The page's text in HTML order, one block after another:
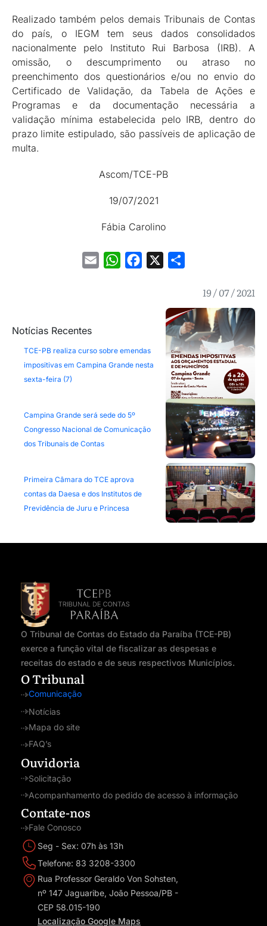
Realizado também pelos demais Tribunais de Contas
do país, o IEGM tem seus dados consolidados
nacionalmente pelo Instituto Rui Barbosa (IRB). A
omissão, o descumprimento ou atraso no
preenchimento dos questionários e/ou no envio do
Certificado de Validação, da Tabela de Ações e
Programas e da documentação necessária a
validação mínima estabelecida pelo IRB, dentro do
prazo limite estipulado, são passíveis de aplicação de
multa.
Ascom/TCE-PB
19/07/2021
Fábia Carolino
Email WhatsAppFacebook
19 / 07 / 2021
Notícias Recentes
TCE-PB realiza curso sobre emendas
impositivas em Campina Grande nesta
sexta-feira (7)
Campina Grande será sede do 5º
Congresso Nacional de Comunicação
dos Tribunais de Contas
Primeira Câmara do TCE aprova
contas da Daesa e dos Institutos de
Previdência de Juru e Princesa
O Tribunal de Contas do Estado da Paraíba (TCE-PB)
exerce a função vital de fiscalizar as despesas e
receitas do estado e de seus respectivos Municípios.
O Tribunal
Comunicação
Notícias
Mapa do site
FAQ’s
Ouvidoria
Solicitação
Acompanhamento do pedido de acesso à informação
Contate-nos
Fale Conosco
Seg - Sex: 07h às 13h
Telefone: 83 3208-3300
Rua Professor Geraldo Von Sohsten,
nº 147 Jaguaribe, João Pessoa/PB -
CEP 58.015-190
Localização Google Maps